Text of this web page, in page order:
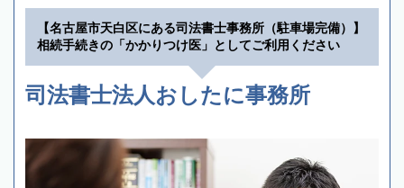
【名古屋市天白区にある司法書士事務所（駐車場完備）】
相続手続きの「かかりつけ医」としてご利用ください
司法書士法人おしたに事務所